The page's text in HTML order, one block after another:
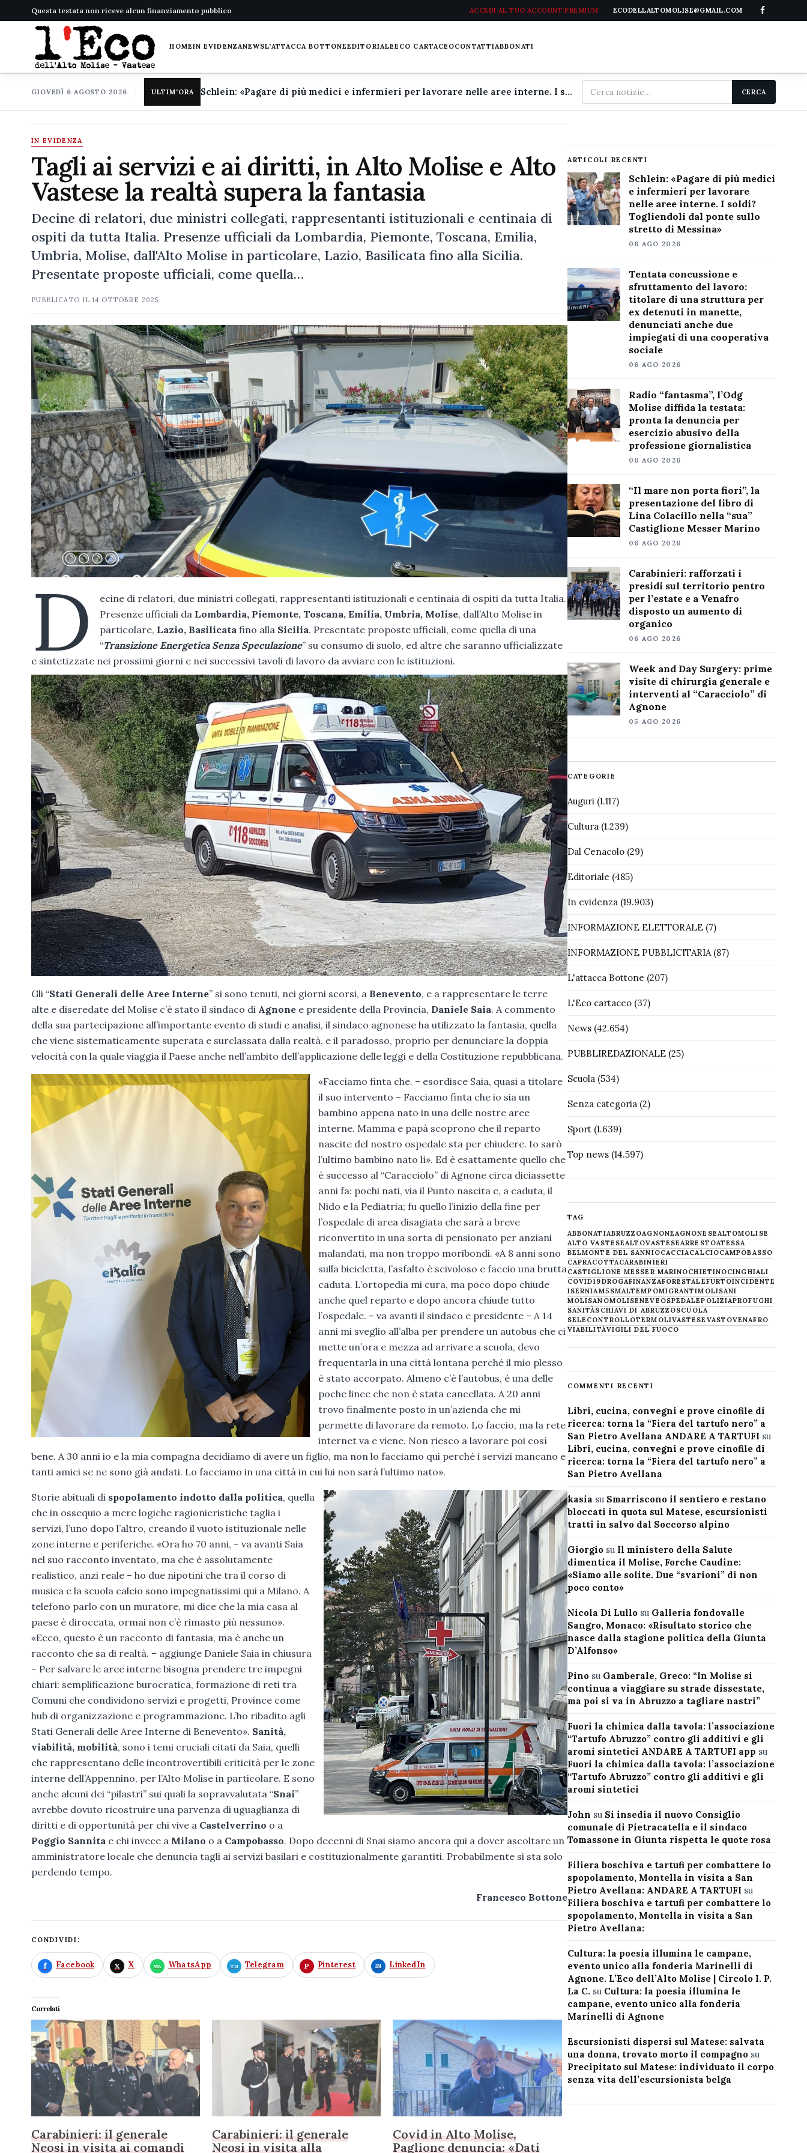
Questa testata non riceve alcun finanziamento pubblico ACCEDI AL TUO ACCOUNT PREMIUM ECODELLALTOMOLISE@GMAIL.COM
HOMEIN EVIDENZANEWSL'ATTACCA BOTTONEEDITORIALEECO CARTACEOCONTATTIABBONATI
GIOVEDÌ 6 AGOSTO 2026 ULTIM'ORA Schlein: «Pagare di più medici e infermieri per lavorare nelle aree interne. I soldi? Togliendoli dal ponte sullo stretto di Messina»
Cerca
nel
CERCA
IN EVIDENZA
Tagli ai servizi e ai diritti, in Alto Molise e Alto
Vastese la realtà supera la fantasia
Decine di relatori, due ministri collegati, rappresentanti istituzionali e centinaia di
ospiti da tutta Italia. Presenze ufficiali da Lombardia, Piemonte, Toscana, Emilia,
Umbria, Molise, dall'Alto Molise in particolare, Lazio, Basilicata fino alla Sicilia.
Presentate proposte ufficiali, come quella…
PUBBLICATO IL14 OTTOBRE 2025
D
ecine di relatori, due ministri collegati, rappresentanti istituzionali e centinaia di ospiti da tutta Italia.
Presenze ufficiali da Lombardia, Piemonte, Toscana, Emilia, Umbria, Molise, dall’Alto Molise in
particolare, Lazio, Basilicata fino alla Sicilia. Presentate proposte ufficiali, come quella di una
“Transizione Energetica Senza Speculazione” su consumo di suolo, ed altre che saranno ufficializzate
e sintetizzate nei prossimi giorni e nei successivi tavoli di lavoro da avviare con le istituzioni.
Gli “Stati Generali delle Aree Interne” si sono tenuti, nei giorni scorsi, a Benevento, e a rappresentare le terre
alte e diseredate del Molise c’è stato il sindaco di Agnone e presidente della Provincia, Daniele Saia. A commento
della sua partecipazione all’importante evento di studi e analisi, il sindaco agnonese ha utilizzato la fantasia, quella
che viene sistematicamente superata e surclassata dalla realtà, e il paradosso, proprio per denunciare la doppia
velocità con la quale viaggia il Paese anche nell’ambito dell’applicazione delle leggi e della Costituzione repubblicana.
«Facciamo finta che. – esordisce Saia, quasi a titolare
il suo intervento – Facciamo finta che io sia un
bambino appena nato in una delle nostre aree
interne. Mamma e papà scoprono che il reparto
nascite del nostro ospedale sta per chiudere. Io sarò
l’ultimo bambino nato lì». Ed è esattamente quello che
è successo al “Caracciolo” di Agnone circa diciassette
anni fa: pochi nati, via il Punto nascita e, a caduta, il
Nido e la Pediatria; fu quello l’inizio della fine per
l’ospedale di area disagiata che sarà a breve
riconvertito in una sorta di pensionato per anziani
malandati, ma non troppo moribondi. «A 8 anni sono
sulla bicicletta, l’asfalto è scivoloso e faccio una brutta
caduta. L’ortopedia mi cura, ma poco dopo chiude
anche quel reparto e dopo ancora chiude tutto
l’ospedale. – va avanti il sindaco e presidente – A 14
anni mi sveglio all’alba per prendere un autobus che ci
mette un’ora e mezza ad arrivare a scuola, devo
frequentarla in una città lontana perché il mio plesso
è stato accorpato. Almeno c’è l’autobus, è una delle
poche linee che non è stata cancellata. A 20 anni
trovo finalmente posto in un’azienda che mi
permette di lavorare da remoto. Lo faccio, ma la rete
internet va e viene. Non riesco a lavorare poi così
bene. A 30 anni io e la mia compagna decidiamo di avere un figlio, ma non lo facciamo qui perché i servizi mancano e
tanti amici se ne sono già andati. Lo facciamo in una città in cui lui non sarà l’ultimo nato».
Storie abituali di spopolamento indotto dalla politica, quella
che in ossequio a mere logiche ragionieristiche taglia i
servizi, l’uno dopo l’altro, creando il vuoto istituzionale nelle
zone interne e periferiche. «Ora ho 70 anni, – va avanti Saia
nel suo racconto inventato, ma che è assolutamente
realistico, anzi reale – ho due nipotini che tra il corso di
musica e la scuola calcio sono impegnatissimi qui a Milano. A
telefono parlo con un muratore, mi dice che la mia casa al
paese è diroccata, ormai non c’è rimasto più nessuno».
«Ecco, questo è un racconto di fantasia, ma è anche un
racconto che sa di realtà. – aggiunge Daniele Saia in chiusura
– Per salvare le aree interne bisogna prendere tre impegni
chiari: semplificazione burocratica, formazione di reti tra
Comuni che condividono servizi e progetti, Province come
hub di organizzazione e programmazione. L’ho ribadito agli
Stati Generali delle Aree Interne di Benevento». Sanità,
viabilità, mobilità, sono i temi cruciali citati da Saia, quelli
che rappresentano delle incontrovertibili criticità per le zone
interne dell’Appennino, per l’Alto Molise in particolare. E sono
anche alcuni dei “pilastri” sui quali la sopravvalutata “Snai”
avrebbe dovuto ricostruire una parvenza di uguaglianza di
diritti e di opportunità per chi vive a Castelverrino o a
Poggio Sannita e chi invece a Milano o a Campobasso. Dopo decenni di Snai siamo ancora qui a dover ascoltare un
amministratore locale che denuncia tagli ai servizi basilari e costituzionalmente garantiti. Probabilmente si sta solo
perdendo tempo.
Francesco Bottone
CONDIVIDI:
Facebook X WhatsApp Telegram Pinterest LinkedIn
Correlati
Carabinieri: il generale
Neosi in visita ai comandi
Carabinieri: il generale
Neosi in visita alla
Covid in Alto Molise,
Paglione denuncia: «Dati
ARTICOLI RECENTI
Schlein: «Pagare di più medici
e infermieri per lavorare
nelle aree interne. I soldi?
Togliendoli dal ponte sullo
stretto di Messina»
06 AGO 2026
Tentata concussione e
sfruttamento del lavoro:
titolare di una struttura per
ex detenuti in manette,
denunciati anche due
impiegati di una cooperativa
sociale
06 AGO 2026
Radio “fantasma”, l’Odg
Molise diffida la testata:
pronta la denuncia per
esercizio abusivo della
professione giornalistica
06 AGO 2026
“Il mare non porta fiori”, la
presentazione del libro di
Lina Colacillo nella “sua”
Castiglione Messer Marino
06 AGO 2026
Carabinieri: rafforzati i
presidi sul territorio pentro
per l’estate e a Venafro
disposto un aumento di
organico
06 AGO 2026
Week and Day Surgery: prime
visite di chirurgia generale e
interventi al “Caracciolo” di
Agnone
05 AGO 2026
CATEGORIE
Auguri(1.117)
Cultura(1.239)
Dal Cenacolo(29)
Editoriale (485)
In evidenza(19.903)
INFORMAZIONE ELETTORALE(7)
INFORMAZIONE PUBBLICITARIA(87)
L'attacca Bottone (207)
L'Eco cartaceo(37)
News(42.654)
PUBBLIREDAZIONALE(25)
Scuola(534)
Senza categoria(2)
Sport(1.639)
Top news(14.597)
TAG
ABBONATIABRUZZOAGNONEAGNONESEALTOMOLISE
ALTO VASTESEALTOVASTESEARRESTOATESSA
BELMONTE DEL SANNIOCACCIACALCIOCAMPOBASSO
CAPRACOTTACARABINIERI
CASTIGLIONE MESSER MARINOCHIETINOCINGHIALI
COVID19DROGAFINANZAFORESTALEFURTOINCIDENTE
ISERNIAM5SMALTEMPOMIGRANTIMOLISANI
MOLISANOMOLISENEVE OSPEDALEPOLIZIAPROFUGHI
SANITÀSCHIAVI DI ABRUZZOSCUOLA
SELECONTROLLOTERMOLIVASTESE VASTOVENAFRO
VIABILITÀVIGILI DEL FUOCO
COMMENTI RECENTI
Libri, cucina, convegni e prove cinofile di
ricerca: torna la “Fiera del tartufo nero” a
San Pietro Avellana ANDARE A TARTUFI su
Libri, cucina, convegni e prove cinofile di
ricerca: torna la “Fiera del tartufo nero” a
San Pietro Avellana
kasia su Smarriscono il sentiero e restano
bloccati in quota sul Matese, escursionisti
tratti in salvo dal Soccorso alpino
Giorgiosu Il ministero della Salute
dimentica il Molise, Forche Caudine:
«Siamo alle solite. Due “svarioni” di non
poco conto»
Nicola Di Lullosu Galleria fondovalle
Sangro, Monaco: «Risultato storico che
nasce dalla stagione politica della Giunta
D’Alfonso»
Pinosu Gamberale, Greco: “In Molise si
continua a viaggiare su strade dissestate,
ma poi si va in Abruzzo a tagliare nastri”
Fuori la chimica dalla tavola: l’associazione
“Tartufo Abruzzo” contro gli additivi e gli
aromi sintetici ANDARE A TARTUFI app su
Fuori la chimica dalla tavola: l’associazione
“Tartufo Abruzzo” contro gli additivi e gli
aromi sintetici
John su Si insedia il nuovo Consiglio
comunale di Pietracatella e il sindaco
Tomassone in Giunta rispetta le quote rosa
Filiera boschiva e tartufi per combattere lo
spopolamento, Montella in visita a San
Pietro Avellana: ANDARE A TARTUFI su
Filiera boschiva e tartufi per combattere lo
spopolamento, Montella in visita a San
Pietro Avellana:
Cultura: la poesia illumina le campane,
evento unico alla fonderia Marinelli di
Agnone. L’Eco dell’Alto Molise | Circolo I. P.
La C. su Cultura: la poesia illumina le
campane, evento unico alla fonderia
Marinelli di Agnone
Escursionisti dispersi sul Matese: salvata
una donna, trovato morto il compagnosu
Precipitato sul Matese: individuato il corpo
senza vita dell’escursionista belga